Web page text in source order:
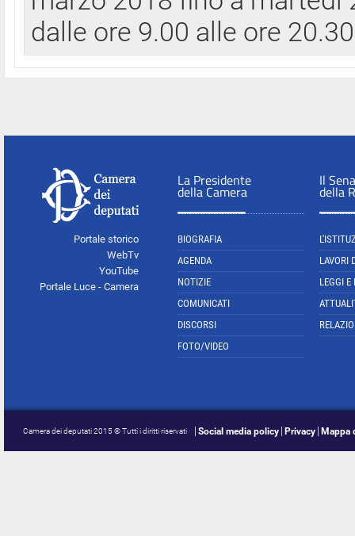
dalle ore 9.00 alle ore
Portale storico
WebTv
YouTube
Portale Luce - Camera
La Presidente
della Camera
BIOGRAFIA
AGENDA
NOTIZIE
COMUNICATI
DISCORSI
FOTO/VIDEO
Il
della
LAVORI
LEGGI E
Camera dei deputati 2015 © Tutti i diritti riservati Social media policy Privacy Mappa